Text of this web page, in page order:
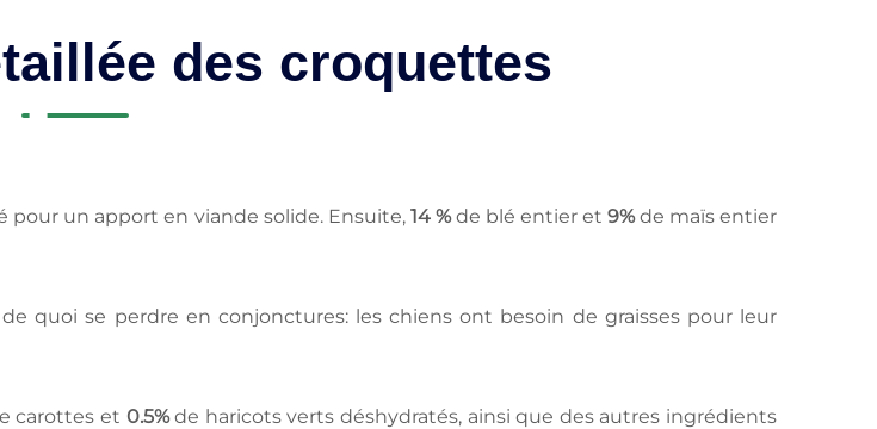
des croquettes
pour un apport en viande solide. Ensuite, 14 %de blé entier et 9%de maïs entier
quoi se perdre en conjonctures: les chiens ont besoin de graisses pour leur
carottes et 0.5%de haricots verts déshydratés, ainsi que des autres ingrédients